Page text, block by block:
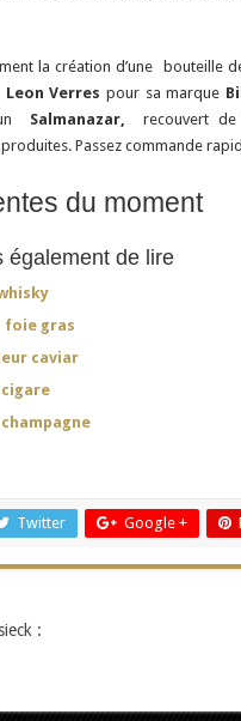
la création d’une bouteille
Leon Verres pour sa marque
Salmanazar,
recouvert
Passez commande
du moment
également de lire
foie gras
caviar
Twitter Google +
: